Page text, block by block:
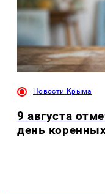
Новости Крыма
9 августа
день